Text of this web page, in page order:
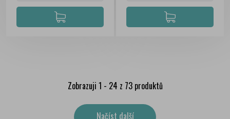
Zobrazuji 1 - 24 z 73 produktů
Načíst další